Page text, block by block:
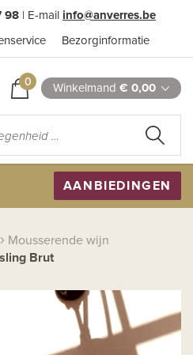
98 | E-mail info@anverres.be
Bezorginformatie
0 Winkelmand € 0,00
AANBIEDINGEN
Mousserende wijn
Brut